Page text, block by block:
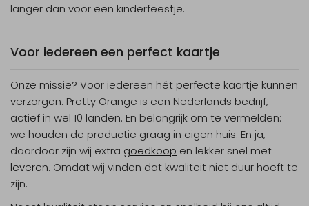
langer dan voor een kinderfeestje.
Voor iedereen een perfect kaartje
Onze missie? Voor iedereen hét perfecte kaartje kunnen
verzorgen. Pretty Orange is een Nederlands bedrijf,
actief in wel 10 landen. En belangrijk om te vermelden:
we houden de productie graag in eigen huis. En ja,
daardoor zijn wij extra goedkoop en lekker snel met
leveren. Omdat wij vinden dat kwaliteit niet duur hoeft te
zijn.